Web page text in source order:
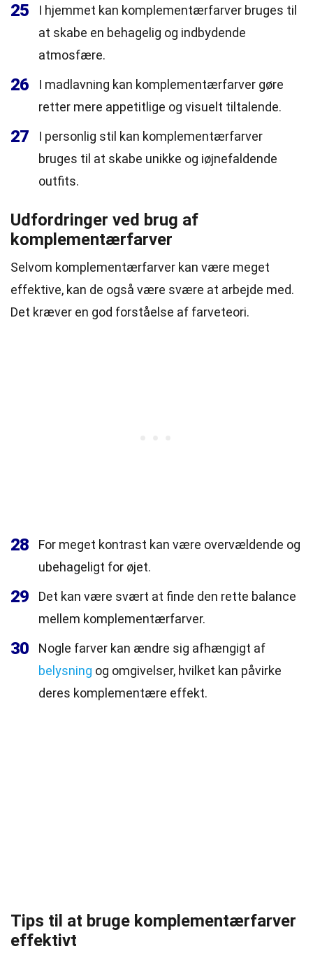
25
I hjemmet kan komplementærfarver bruges til
at skabe en behagelig og indbydende
atmosfære.
26
I madlavning kan komplementærfarver gøre
retter mere appetitlige og visuelt tiltalende.
27
I personlig stil kan komplementærfarver
bruges til at skabe unikke og iøjnefaldende
outfits.
Udfordringer ved brug af
komplementærfarver
Selvom komplementærfarver kan være meget
effektive, kan de også være svære at arbejde med.
Det kræver en god forståelse af farveteori.
28
For meget kontrast kan være overvældende og
ubehageligt for øjet.
29
Det kan være svært at finde den rette balance
mellem komplementærfarver.
30
Nogle farver kan ændre sig afhængigt af
belysning og omgivelser, hvilket kan påvirke
deres komplementære effekt.
Tips til at bruge komplementærfarver
effektivt